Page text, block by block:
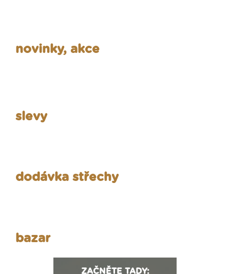
novinky, akce
slevy
dodávka střechy
bazar
ZAČNĚTE TADY: